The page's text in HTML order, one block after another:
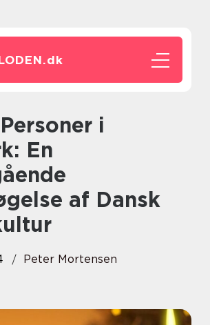
dk
En
af Dansk
Peter Mortensen